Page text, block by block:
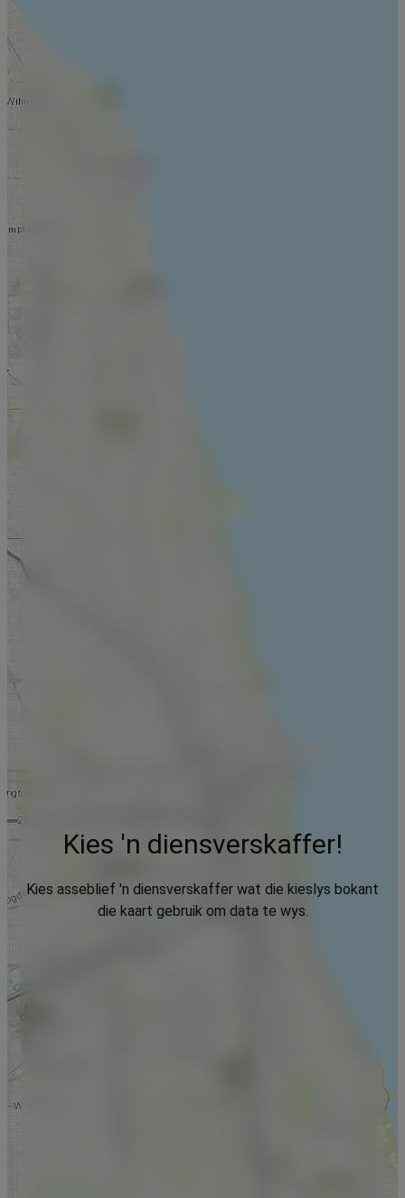
Kies 'n diensverskaffer!
Kies asseblief 'n diensverskaffer wat die kieslys bokant
die kaart gebruik om data te wys.